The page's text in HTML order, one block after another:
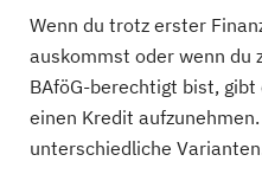
Wenn du trotz erster
auskommst oder wenn du
BAföG-berechtigt bist,
einen Kredit
unterschiedliche